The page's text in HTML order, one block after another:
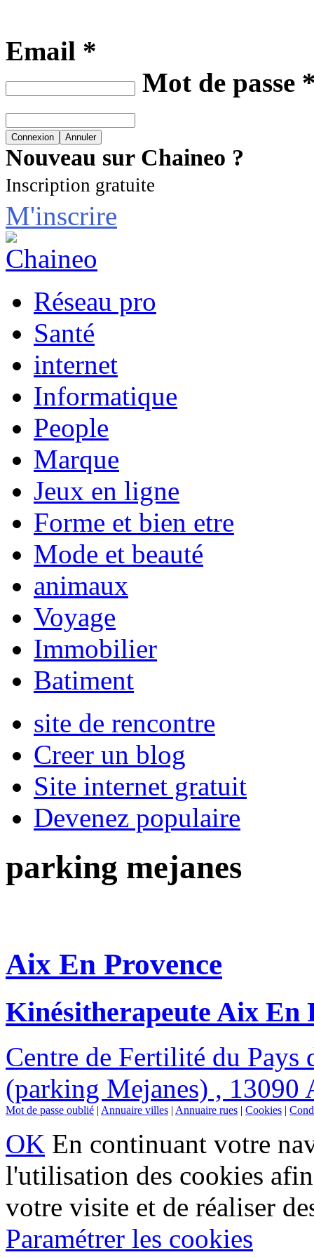
Email *
Mot de passe
Nouveau sur Chaineo ?
Inscription gratuite
M'inscrire
Réseau pro
Santé
internet
Informatique
People
Marque
Jeux en ligne
Forme et bien etre
Mode et beauté
animaux
Voyage
Immobilier
Batiment
site de rencontre
Creer un blog
Site internet gratuit
Devenez populaire
parking mejanes
Aix En Provence
Kinésitherapeute Aix En
Centre de Fertilité du Pays
(parking Mejanes) , 13090
Mot de passe oublié | Annuaire villes | Annuaire rues | Cookies |
OK En continuant votre
l'utilisation des cookies
votre visite et de réaliser
Paramétrer les cookies